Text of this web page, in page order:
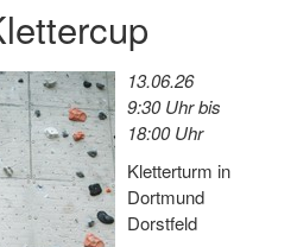
13.06.26
9:30 Uhr bis
18:00 Uhr
Kletterturm in
Dortmund
Dorstfeld